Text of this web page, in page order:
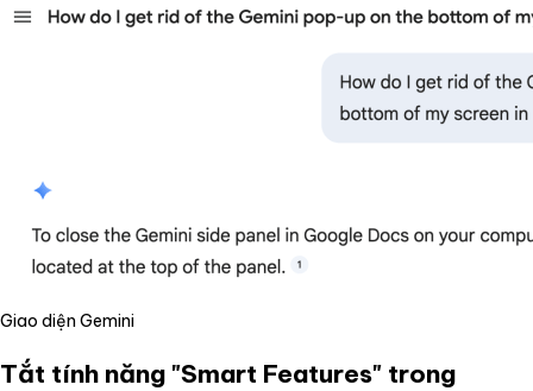
Giao diện Gemini
Tắt tính năng "Smart Features" trong